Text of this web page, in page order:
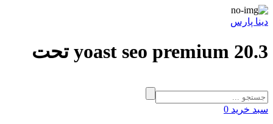
دینا پارس
yoast seo premium 20.3 تحت
سبد خرید 0